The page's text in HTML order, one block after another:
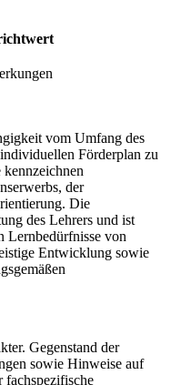
vom Umfang des
Förderplan zu
der
Die
des Lehrers und ist
Lernbedürfnisse von
Entwicklung sowie
Gegenstand der
sowie Hinweise auf
fachspezifische